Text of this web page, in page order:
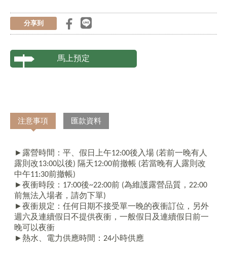
分享到
馬上預定
注意事項 匯款資料
►露營時間：平、假日上午12:00後入場 (若前一晚有人
露則改13:00以後) 隔天12:00前撤帳 (若當晚有人露則改
中午11:30前撤帳)
►夜衝時段： 17:00後~22:00前 (為維護露營品質， 22:00
前無法入場者，請勿下單)
►夜衝規定：任何日期不接受單一晚的夜衝訂位，另外
週六及連續假日不提供夜衝，一般假日及連續假日前一
晚可以夜衝
►熱水、電力供應時間： 24小時供應